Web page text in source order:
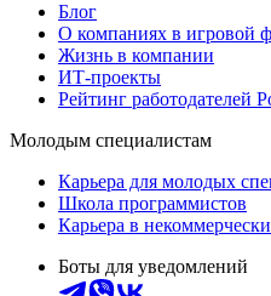
Блог
О компаниях в игровой
Жизнь в компании
ИТ-проекты
Рейтинг работодателей
Молодым специалистам
Карьера для молодых
Школа программистов
Карьера в
Боты для уведомлений